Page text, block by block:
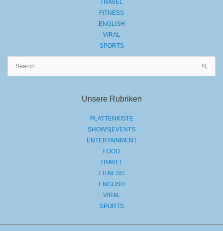
TRAVEL
FITNESS
ENGLISH
VIRAL
SPORTS
Unsere Rubriken
PLATTENKISTE
SHOWS|EVENTS
ENTERTAINMENT
FOOD
TRAVEL
FITNESS
ENGLISH
VIRAL
SPORTS